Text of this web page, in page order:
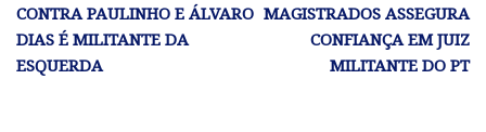
CONTRA PAULINHO E ÁLVARO
DIAS É MILITANTE DA
ESQUERDA
MAGISTRADOS ASSEGURA
CONFIANÇA EM JUIZ
MILITANTE DO PT